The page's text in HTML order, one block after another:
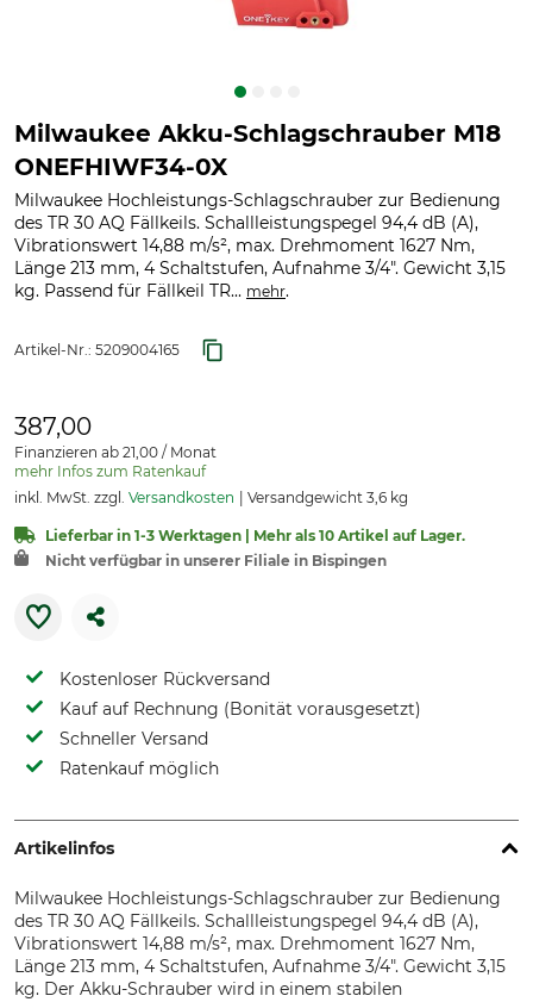
Milwaukee Akku-Schlagschrauber M18
ONEFHIWF34-0X
Milwaukee Hochleistungs-Schlagschrauber zur Bedienung
des TR 30 AQ Fällkeils. Schallleistungspegel 94,4 dB (A),
Vibrationswert 14,88 m/s², max. Drehmoment 1627 Nm,
Länge 213 mm, 4 Schaltstufen, Aufnahme 3/4". Gewicht 3,15
kg. Passend für Fällkeil TR... mehr.
Artikel-Nr.: 5209004165
387,00
Finanzieren ab 21,00 / Monat
mehr Infos zum Ratenkauf
inkl. MwSt. zzgl. Versandkosten Versandgewicht 3,6 kg
Lieferbar in 1-3 Werktagen | Mehr als 10 Artikel auf Lager.
Nicht verfügbar in unserer Filiale in Bispingen
Kostenloser Rückversand
Kauf auf Rechnung (Bonität vorausgesetzt)
Schneller Versand
Ratenkauf möglich
Artikelinfos
Milwaukee Hochleistungs-Schlagschrauber zur Bedienung
des TR 30 AQ Fällkeils. Schallleistungspegel 94,4 dB (A),
Vibrationswert 14,88 m/s², max. Drehmoment 1627 Nm,
Länge 213 mm, 4 Schaltstufen, Aufnahme 3/4". Gewicht 3,15
kg. Der Akku-Schrauber wird in einem stabilen